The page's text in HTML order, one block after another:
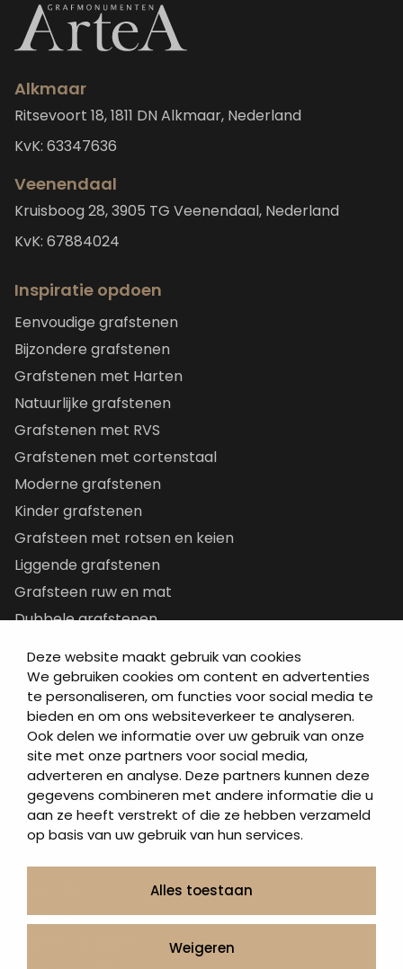
Deze website maakt gebruik van cookies
We gebruiken cookies om content en advertenties
te personaliseren, om functies voor social media te
bieden en om ons websiteverkeer te analyseren.
Ook delen we informatie over uw gebruik van onze
site met onze partners voor social media,
adverteren en analyse. Deze partners kunnen deze
gegevens combineren met andere informatie die u
aan ze heeft verstrekt of die ze hebben verzameld
op basis van uw gebruik van hun services.
Alles toestaan
Weigeren
Alkmaar
Ritsevoort 18, 1811 DN Alkmaar, Nederland
KvK: 63347636
Veenendaal
Kruisboog 28, 3905 TG Veenendaal, Nederland
KvK: 67884024
Inspiratie opdoen
Eenvoudige grafstenen
Bijzondere grafstenen
Grafstenen met Harten
Natuurlijke grafstenen
Grafstenen met RVS
Grafstenen met cortenstaal
Moderne grafstenen
Kinder grafstenen
Grafsteen met rotsen en keien
Liggende grafstenen
Grafsteen ruw en mat
Dubbele grafstenen
Letterplaten
Grafzerken kopen
Direct naar
Grafstenen
As artikelen
Urngrafmonumenten
Informatie
Contact